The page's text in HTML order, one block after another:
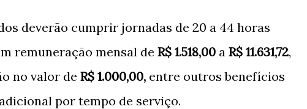
deverão cumprir jornadas de 20 a 44 horas
remuneração mensal de R$ 1.518,00 a R$ 11.631,72,
no valor de R$ 1.000,00, entre outros benefícios
por tempo de serviço.